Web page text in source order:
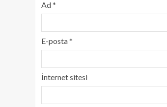
Ad*
E-posta*
İnternet sitesi